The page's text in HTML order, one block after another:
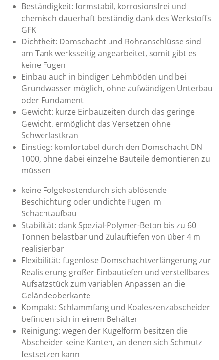
Beständigkeit: formstabil, korrosionsfrei und
chemisch dauerhaft beständig dank des Werkstoffs
GFK
Dichtheit: Domschacht und Rohranschlüsse sind
am Tank werksseitig angearbeitet, somit gibt es
keine Fugen
Einbau auch in bindigen Lehmböden und bei
Grundwasser möglich, ohne aufwändigen Unterbau
oder Fundament
Gewicht: kurze Einbauzeiten durch das geringe
Gewicht, ermöglicht das Versetzen ohne
Schwerlastkran
Einstieg: komfortabel durch den Domschacht DN
1000, ohne dabei einzelne Bauteile demontieren zu
müssen
keine Folgekostendurch sich ablösende
Beschichtung oder undichte Fugen im
Schachtaufbau
Stabilität: dank Spezial-Polymer-Beton bis zu 60
Tonnen belastbar und Zulauftiefen von über 4 m
realisierbar
Flexibilität: fugenlose Domschachtverlängerung zur
Realisierung großer Einbautiefen und verstellbares
Aufsatzstück zum variablen Anpassen an die
Geländeoberkante
Kompakt: Schlammfang und Koaleszenzabscheider
befinden sich in einem Behälter
Reinigung: wegen der Kugelform besitzen die
Abscheider keine Kanten, an denen sich Schmutz
festsetzen kann